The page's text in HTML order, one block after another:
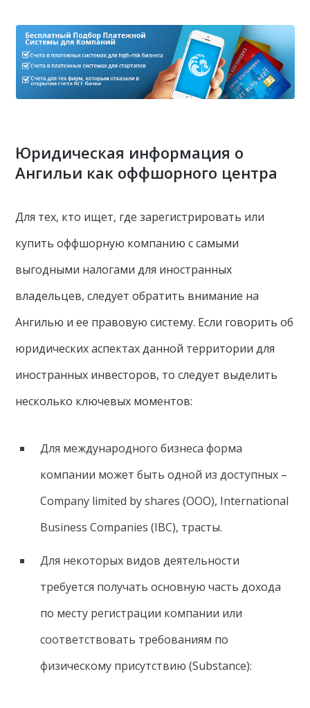
Юридическая информация о
Ангильи как оффшорного центра
Для тех, кто ищет, где зарегистрировать или
купить оффшорную компанию с самыми
выгодными налогами для иностранных
владельцев, следует обратить внимание на
Ангилью и ее правовую систему. Если говорить об
юридических аспектах данной территории для
иностранных инвесторов, то следует выделить
несколько ключевых моментов:
Для международного бизнеса форма
компании может быть одной из доступных –
Company limited by shares (ООО), International
Business Companies (IBC), трасты.
Для некоторых видов деятельности
требуется получать основную часть дохода
по месту регистрации компании или
соответствовать требованиям по
физическому присутствию (Substance):